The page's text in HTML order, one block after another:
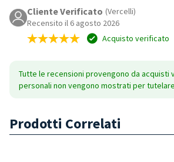
Cliente Verificato (Vercelli)
Recensito il 6 agosto 2026
Acquisto verificato
Tutte le recensioni provengono da acquisti
personali non vengono mostrati per
Prodotti Correlati